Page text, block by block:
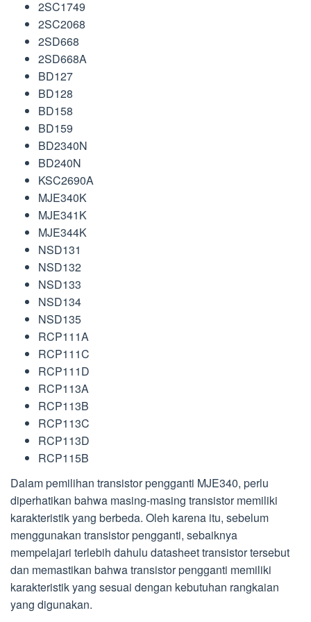
2SC1749
2SC2068
2SD668
2SD668A
BD127
BD128
BD158
BD159
BD2340N
BD240N
KSC2690A
MJE340K
MJE341K
MJE344K
NSD131
NSD132
NSD133
NSD134
NSD135
RCP111A
RCP111C
RCP111D
RCP113A
RCP113B
RCP113C
RCP113D
RCP115B
Dalam pemilihan transistor pengganti MJE340, perlu
diperhatikan bahwa masing-masing transistor memiliki
karakteristik yang berbeda. Oleh karena itu, sebelum
menggunakan transistor pengganti, sebaiknya
mempelajari terlebih dahulu datasheet transistor tersebut
dan memastikan bahwa transistor pengganti memiliki
karakteristik yang sesuai dengan kebutuhan rangkaian
yang digunakan.